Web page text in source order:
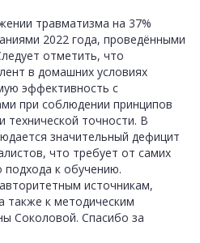
травматизма на 37%
2022 года, проведёнными
отметить, что
в домашних условиях
эффективность с
при соблюдении принципов
технической точности. В
значительный дефицит
что требует от самих
подхода к обучению.
источникам,
также к методическим
Соколовой. Спасибо за